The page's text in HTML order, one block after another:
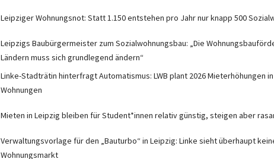
Leipziger Wohnungsnot: Statt 1.150 entstehen pro Jahr nur knapp 500
Leipzigs Baubürgermeister zum Sozialwohnungsbau: „Die
Ländern muss sich grundlegend ändern“
Linke-Stadträtin hinterfragt Automatismus: LWB plant 2026 Mieterhöhungen
Wohnungen
Mieten in Leipzig bleiben für Student*innen relativ günstig, steigen aber
Verwaltungsvorlage für den „Bauturbo“ in Leipzig: Linke sieht überhaupt
Wohnungsmarkt